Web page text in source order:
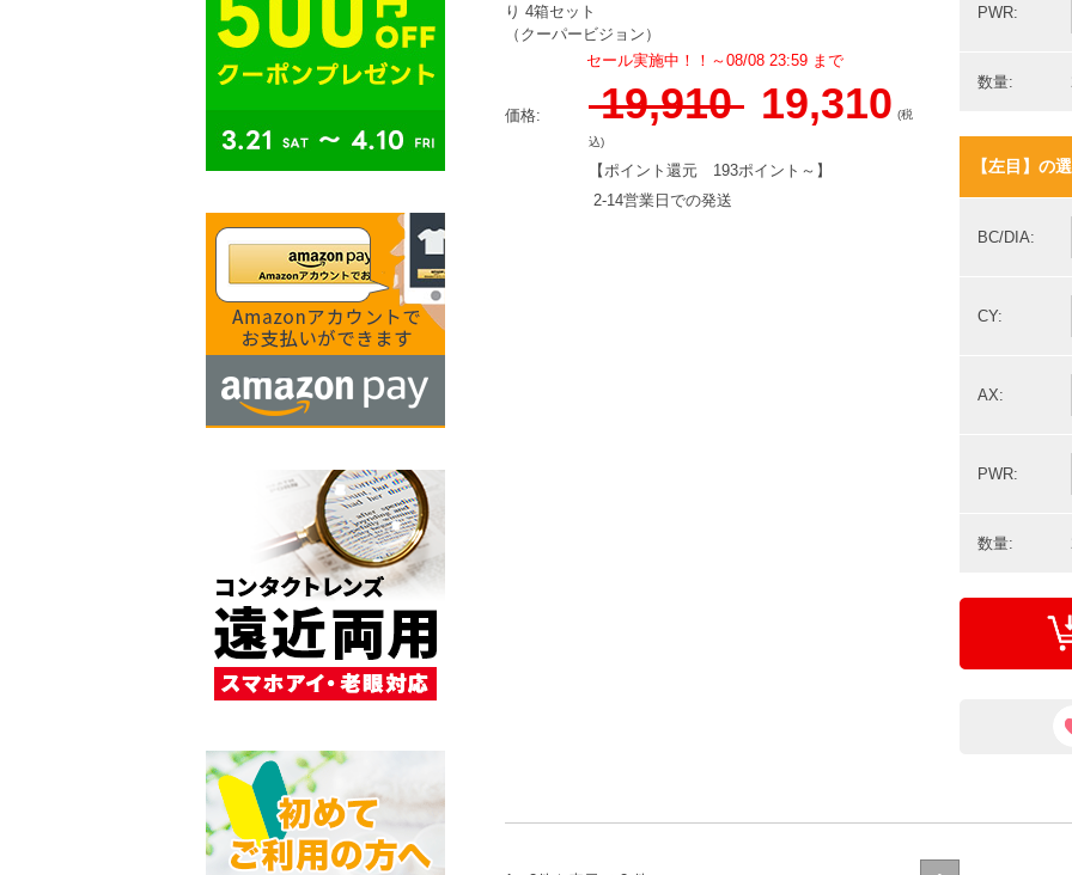
り 4箱セット
（クーパービジョン）
セール実施中！！～08/08 23:59 まで
価格: 19,910 19,310 (税
込)
【ポイント還元 193ポイント～ 】
2-14営業日での発送
PWR:
数量:
【左目】の
BC/DIA:
CY:
AX:
PWR:
数量: